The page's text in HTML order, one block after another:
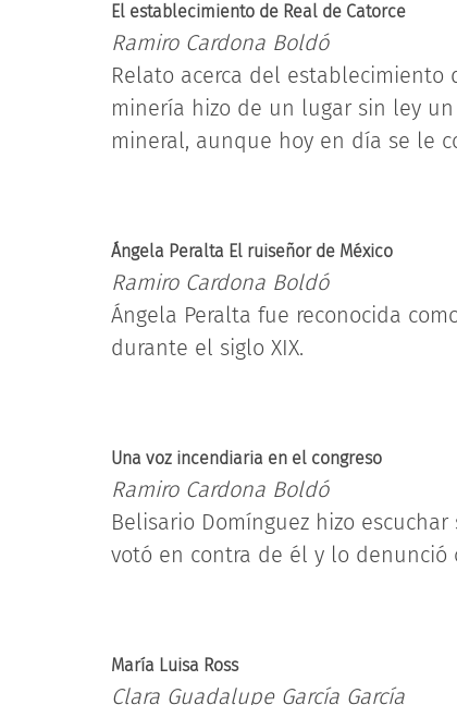
El establecimiento de Real de Catorce
Ramiro Cardona Boldó
Relato acerca del establecimiento
minería hizo de un lugar sin ley
mineral, aunque hoy en día se le
Ángela Peralta El ruiseñor de México
Ramiro Cardona Boldó
Ángela Peralta fue reconocida
durante el siglo XIX.
Una voz incendiaria en el congreso
Ramiro Cardona Boldó
Belisario Domínguez hizo
votó en contra de él y lo denunció
María Luisa Ross
Clara Guadalupe García García